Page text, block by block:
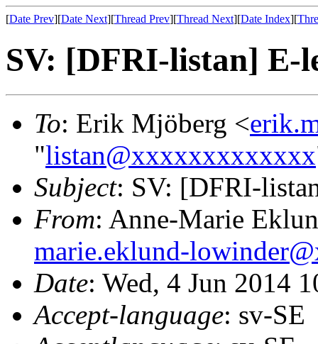
[Date Prev][Date Next][Thread Prev][Thread Next][Date Index][
SV: [DFRI-listan] E-
To: Erik Mjöberg <
"listan@xxxxxxxxxxxxx
Subject: SV: [DFRI-
From: Anne-Marie
marie.eklund-
Date: Wed, 4 Jun 2014
Accept-language: sv-SE